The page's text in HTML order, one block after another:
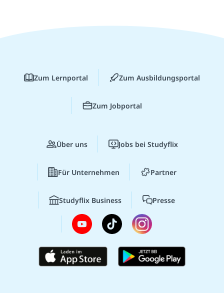
Zum Lernportal Zum Ausbildungsportal
Zum Jobportal
Über uns Jobs bei Studyflix
Für Unternehmen Partner
Studyflix Business Presse